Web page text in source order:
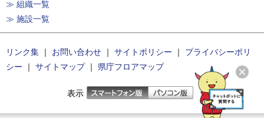
≫ 組織一覧
≫ 施設一覧
リンク集 ｜ お問い合わせ ｜ サイトポリシー ｜
プライバシーポリ
シー ｜ サイトマップ｜ 県庁フロアマップ
表示